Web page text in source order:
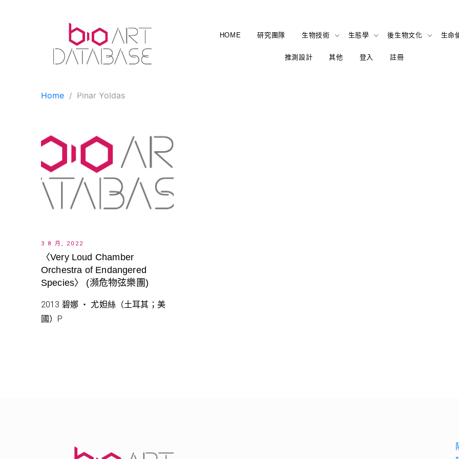
HOME 研究團隊 生物技術 生態學 後生物文化 生命
推測設計 其他 登入 註冊
Home Pinar Yoldas
3 8 月, 2022
〈Very Loud Chamber
Orchestra of Endangered
Species〉 (瀕危物弦樂團)
2013 碧娜 ‧ 尤妲絲（土耳其；美
國）P